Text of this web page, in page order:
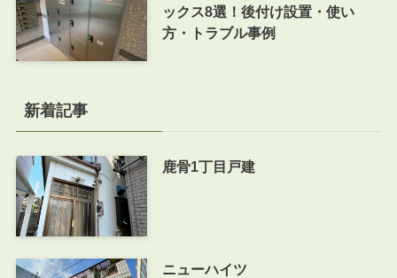
ックス8選！後付け設置・使い
方・トラブル事例
新着記事
鹿骨1丁目戸建
ニューハイツ